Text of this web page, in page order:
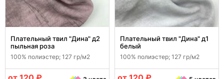
Плательный твил "Дина" д2
пыльная роза
100% полиэстер; 127 гр/м2
Плательный твил "Дина" д1
белый
100% полиэстер; 127 гр/м2